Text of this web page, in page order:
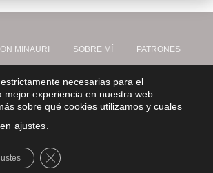
MINAURI SOBRE MÍ PATRONES
COOKIES PRIVACIDAD
| Desarrollado por
necesarias para el
mejor experiencia en nuestra web.
sobre qué cookies utilizamos y cuales
ajustes
CERRAR EL BANNER DE COOKIES